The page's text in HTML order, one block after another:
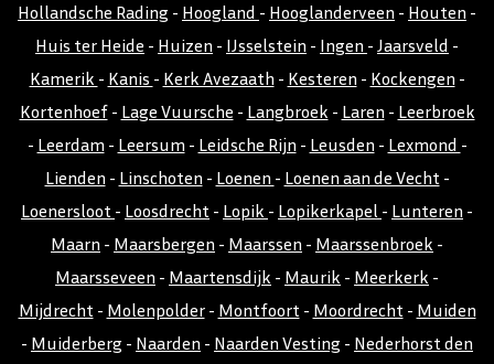
Hollandsche Rading - Hoogland - Hooglanderveen - Houten -
Huis ter Heide - Huizen - IJsselstein - Ingen - Jaarsveld -
Kamerik - Kanis - Kerk Avezaath - Kesteren - Kockengen -
Kortenhoef- Lage Vuursche - Langbroek - Laren - Leerbroek
- Leerdam - Leersum - Leidsche Rijn - Leusden - Lexmond -
Lienden - Linschoten - Loenen - Loenen aan de Vecht-
Loenersloot - Loosdrecht - Lopik - Lopikerkapel - Lunteren -
Maarn - Maarsbergen - Maarssen - Maarssenbroek -
Maarsseveen - Maartensdijk - Maurik - Meerkerk -
Mijdrecht- Molenpolder- Montfoort- Moordrecht- Muiden
- Muiderberg - Naarden - Naarden Vesting - Nederhorst den